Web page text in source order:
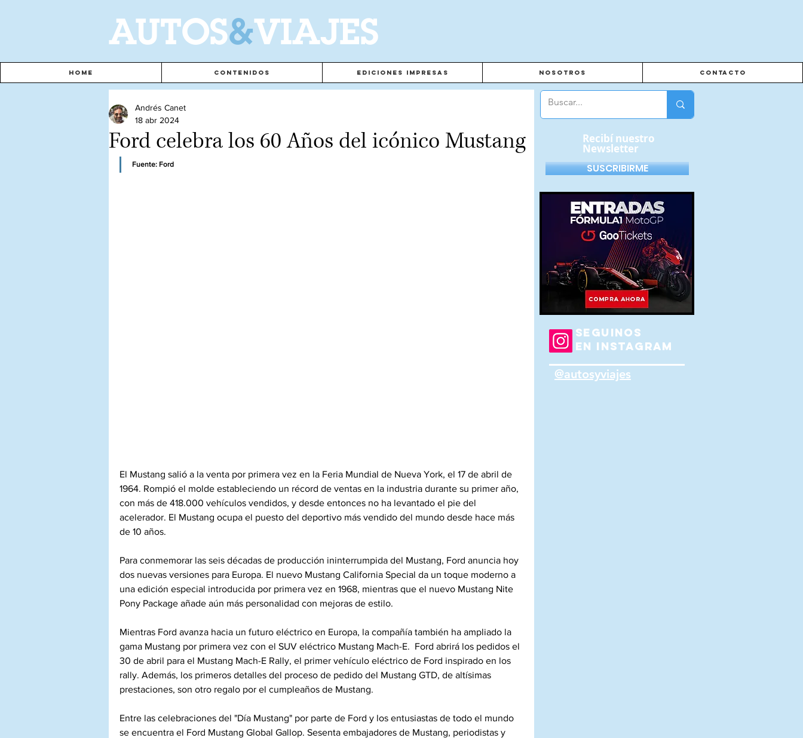
AUTOS&VIAJES
Home Contenidos Ediciones Impresas Nosotros Contacto
Ford celebra los 60 Años del icónico Mustang
Andrés Canet
18 abr 2024
Fuente: Ford
El Mustang salió a la venta por primera vez en la Feria Mundial de Nueva York, el 17 de abril de
1964. Rompió el molde estableciendo un récord de ventas en la industria durante su primer año,
con más de 418.000 vehículos vendidos, y desde entonces no ha levantado el pie del
acelerador. El Mustang ocupa el puesto del deportivo más vendido del mundo desde hace más
de 10 años.
Para conmemorar las seis décadas de producción ininterrumpida del Mustang, Ford anuncia hoy
dos nuevas versiones para Europa. El nuevo Mustang California Special da un toque moderno a
una edición especial introducida por primera vez en 1968, mientras que el nuevo Mustang Nite
Pony Package añade aún más personalidad con mejoras de estilo.
Mientras Ford avanza hacia un futuro eléctrico en Europa, la compañía también ha ampliado la
gama Mustang por primera vez con el SUV eléctrico Mustang Mach-E.  Ford abrirá los pedidos el
30 de abril para el Mustang Mach-E Rally, el primer vehículo eléctrico de Ford inspirado en los
rally. Además, los primeros detalles del proceso de pedido del Mustang GTD, de altísimas
prestaciones, son otro regalo por el cumpleaños de Mustang.
Entre las celebraciones del "Día Mustang" por parte de Ford y los entusiastas de todo el mundo
se encuentra el Ford Mustang Global Gallop. Sesenta embajadores de Mustang, periodistas y
SEGUINOS
EN INSTAGRAM
@autosyviajes
Recibí nuestro
Newsletter
SUSCRIBIRME